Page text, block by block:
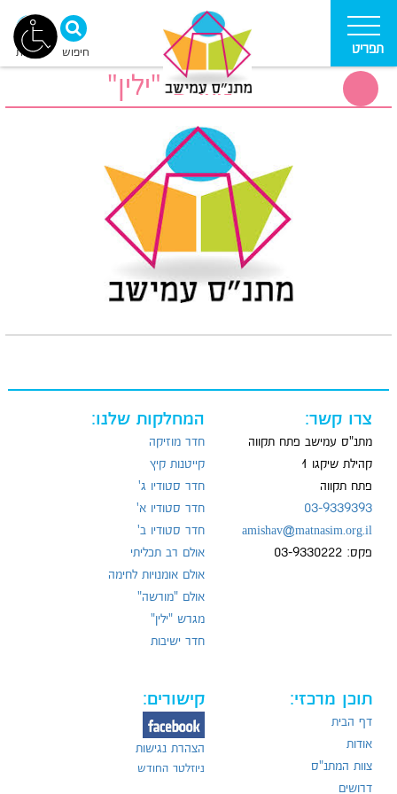
תפריט נגישות חיפוש
מגרש "ילין"
צרו קשר:
מתנ"ס עמישב פתח תקווה
קהילת שיקגו 1
פתח תקווה
03-9339393
amishav@matnasim.org.il
פקס: 03-9330222
המחלקות שלנו:
חדר מוזיקה
קייטנות קיץ
חדר סטודיו ג'
חדר סטודיו א'
חדר סטודיו ב'
אולם רב תכליתי
אולם אומנויות לחימה
אולם "מורשה"
מגרש "ילין"
חדר ישיבות
תוכן מרכזי:
דף הבית
אודות
צוות המתנ"ס
דרושים
קישורים:
הצהרת נגישות
ניוזלטר החודש